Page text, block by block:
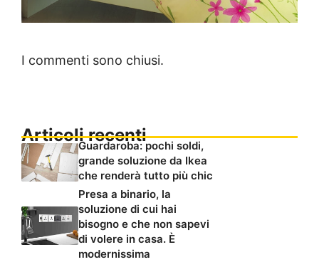
I commenti sono chiusi.
Articoli recenti
Guardaroba: pochi soldi,
grande soluzione da Ikea
che renderà tutto più chic
Presa a binario, la
soluzione di cui hai
bisogno e che non sapevi
di volere in casa. È
modernissima